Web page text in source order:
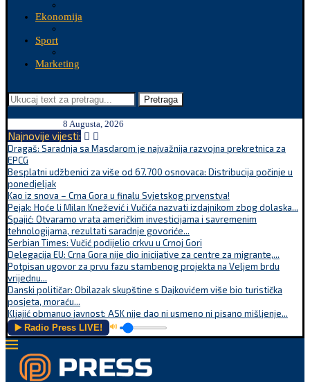
Ekonomija
Sport
Marketing
Pretraga
8 Augusta, 2026
Najnovije vijesti:
Dragaš: Saradnja sa Masdarom je najvažnija razvojna prekretnica za
EPCG
Besplatni udžbenici za više od 67.700 osnovaca: Distribucija počinje u
ponedjeljak
Kao iz snova – Crna Gora u finalu Svjetskog prvenstva!
Pejak: Hoće li Milan Knežević i Vučića nazvati izdajnikom zbog dolaska...
Spajić: Otvaramo vrata američkim investicijama i savremenim
tehnologijama, rezultati saradnje govoriće...
Serbian Times: Vučić podijelio crkvu u Crnoj Gori
Delegacija EU: Crna Gora nije dio inicijative za centre za migrante,...
Potpisan ugovor za prvu fazu stambenog projekta na Veljem brdu
vrijednu...
Danski političar: Obilazak skupštine s Dajkovićem više bio turistička
posjeta, moraću...
Kljajić obmanuo javnost: ASK nije dao ni usmeno ni pisano mišljenje...
▶️ Radio Press LIVE! 🔊